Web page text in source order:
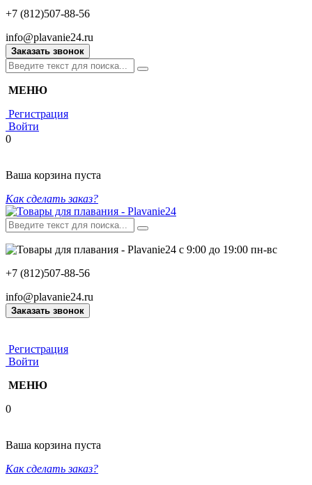
+7 (812)507-88-56
info@plavanie24.ru
Заказать звонок
МЕНЮ
Регистрация
Войти
0
Ваша корзина пуста
Как сделать заказ?
с 9:00 до 19:00 пн-вс
+7 (812)507-88-56
info@plavanie24.ru
Заказать звонок
Регистрация
Войти
МЕНЮ
0
Ваша корзина пуста
Как сделать заказ?